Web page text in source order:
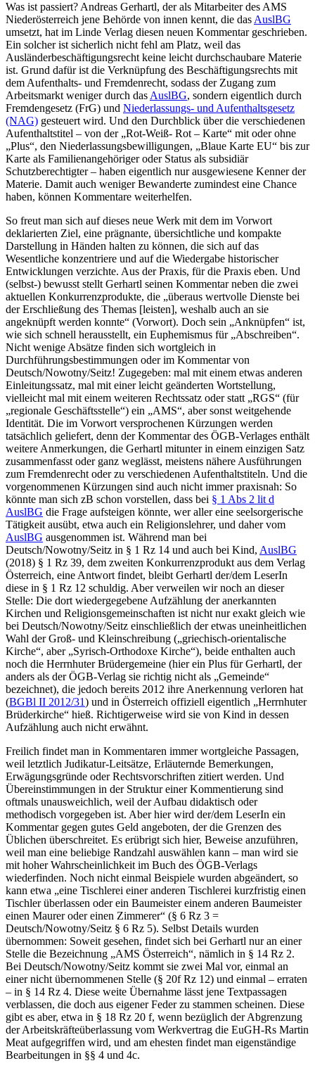
Was ist passiert? Andreas Gerhartl, der als Mitarbeiter des AMS
Niederösterreich jene Behörde von innen kennt, die das AuslBG
umsetzt, hat im Linde Verlag diesen neuen Kommentar geschrieben.
Ein solcher ist sicherlich nicht fehl am Platz, weil das
Ausländerbeschäftigungsrecht keine leicht durchschaubare Materie
ist. Grund dafür ist die Verknüpfung des Beschäftigungsrechts mit
dem Aufenthalts- und Fremdenrecht, sodass der Zugang zum
Arbeitsmarkt weniger durch das AuslBG, sondern eigentlich durch
Fremdengesetz (FrG) und Niederlassungs- und Aufenthaltsgesetz
(NAG) gesteuert wird. Und den Durchblick über die verschiedenen
Aufenthaltstitel – von der „Rot-Weiß- Rot – Karte“ mit oder ohne
„Plus“, den Niederlassungsbewilligungen, „Blaue Karte EU“ bis zur
Karte als Familienangehöriger oder Status als subsidiär
Schutzberechtigter – haben eigentlich nur ausgewiesene Kenner der
Materie. Damit auch weniger Bewanderte zumindest eine Chance
haben, können Kommentare weiterhelfen.
So freut man sich auf dieses neue Werk mit dem im Vorwort
deklarierten Ziel, eine prägnante, übersichtliche und kompakte
Darstellung in Händen halten zu können, die sich auf das
Wesentliche konzentriere und auf die Wiedergabe historischer
Entwicklungen verzichte. Aus der Praxis, für die Praxis eben. Und
(selbst-) bewusst stellt Gerhartl seinen Kommentar neben die zwei
aktuellen Konkurrenzprodukte, die „überaus wertvolle Dienste bei
der Erschließung des Themas [leisten], weshalb auch an sie
angeknüpft werden konnte“ (Vorwort). Doch sein „Anknüpfen“ ist,
wie sich schnell herausstellt, ein Euphemismus für „Abschreiben“.
Nicht wenige Absätze finden sich wortgleich in
Durchführungsbestimmungen oder im Kommentar von
Deutsch/Nowotny/Seitz! Zugegeben: mal mit einem etwas anderen
Einleitungssatz, mal mit einer leicht geänderten Wortstellung,
vielleicht mal mit einem weiteren Rechtssatz oder statt „RGS“ (für
„regionale Geschäftsstelle“) ein „AMS“, aber sonst weitgehende
Identität. Die im Vorwort versprochenen Kürzungen werden
tatsächlich geliefert, denn der Kommentar des ÖGB-Verlages enthält
weitere Anmerkungen, die Gerhartl mitunter in einem einzigen Satz
zusammenfasst oder ganz weglässt, meistens nähere Ausführungen
zum Fremdenrecht oder zu verschiedenen Aufenthaltstiteln. Und die
vorgenommenen Kürzungen sind auch nicht immer praxisnah: So
könnte man sich zB schon vorstellen, dass bei § 1 Abs 2 lit d
AuslBG die Frage aufsteigen könnte, wer aller eine seelsorgerische
Tätigkeit ausübt, etwa auch ein Religionslehrer, und daher vom
AuslBG ausgenommen ist. Während man bei
Deutsch/Nowotny/Seitz in § 1 Rz 14 und auch bei Kind, AuslBG
(2018) § 1 Rz 39, dem zweiten Konkurrenzprodukt aus dem Verlag
Österreich, eine Antwort findet, bleibt Gerhartl der/dem LeserIn
diese in § 1 Rz 12 schuldig. Aber verweilen wir noch an dieser
Stelle: Die dort wiedergegebene Aufzählung der anerkannten
Kirchen und Religionsgemeinschaften ist nicht nur exakt gleich wie
bei Deutsch/Nowotny/Seitz einschließlich der etwas uneinheitlichen
Wahl der Groß- und Kleinschreibung („griechisch-orientalische
Kirche“, aber „Syrisch-Orthodoxe Kirche“), beide enthalten auch
noch die Herrnhuter Brüdergemeine (hier ein Plus fürGerhartl, der
anders als der ÖGB-Verlag sie richtig nicht als „Gemeinde“
bezeichnet), die jedoch bereits 2012 ihre Anerkennung verloren hat
(BGBl II 2012/31) und in Österreich offiziell eigentlich „Herrnhuter
Brüderkirche“ hieß. Richtigerweise wird sie von Kind in dessen
Aufzählung auch nicht erwähnt.
Freilich findet man in Kommentaren immer wortgleiche Passagen,
weil letztlich Judikatur-Leitsätze, Erläuternde Bemerkungen,
Erwägungsgründe oder Rechtsvorschriften zitiert werden. Und
Übereinstimmungen in der Struktur einer Kommentierung sind
oftmals unausweichlich, weil der Aufbau didaktisch oder
methodisch vorgegeben ist. Aber hier wird der/dem LeserIn ein
Kommentar gegen gutes Geld angeboten, der die Grenzen des
Üblichen überschreitet. Es erübrigt sich hier, Beweise anzuführen,
weil man eine beliebige Randzahl auswählen kann – man wird sie
mit hoher Wahrscheinlichkeit im Buch des ÖGB-Verlags
wiederfinden. Noch nicht einmal Beispiele wurden abgeändert, so
kann etwa „eine Tischlerei einer anderen Tischlerei kurzfristig einen
Tischler überlassen oder ein Baumeister einem anderen Baumeister
einen Maurer oder einen Zimmerer“ (§ 6 Rz 3 =
Deutsch/Nowotny/Seitz § 6 Rz 5). Selbst Details wurden
übernommen: Soweit gesehen, findet sich bei Gerhartl nur an einer
Stelle die Bezeichnung „AMS Österreich“, nämlich in § 14 Rz 2.
Bei Deutsch/Nowotny/Seitz kommt sie zwei Mal vor, einmal an
einer nicht übernommenen Stelle (§ 20f Rz 12) und einmal – erraten
– in § 14 Rz 4. Diese weite Übernahme lässt jene Textpassagen
verblassen, die doch aus eigener Feder zu stammen scheinen. Diese
gibt es aber, etwa in § 18 Rz 20 f, wenn bezüglich der Abgrenzung
der Arbeitskräfteüberlassung vom Werkvertrag die EuGH-Rs Martin
Meat aufgegriffen wird, und am ehesten findet man eigenständige
Bearbeitungen in §§ 4 und 4c.